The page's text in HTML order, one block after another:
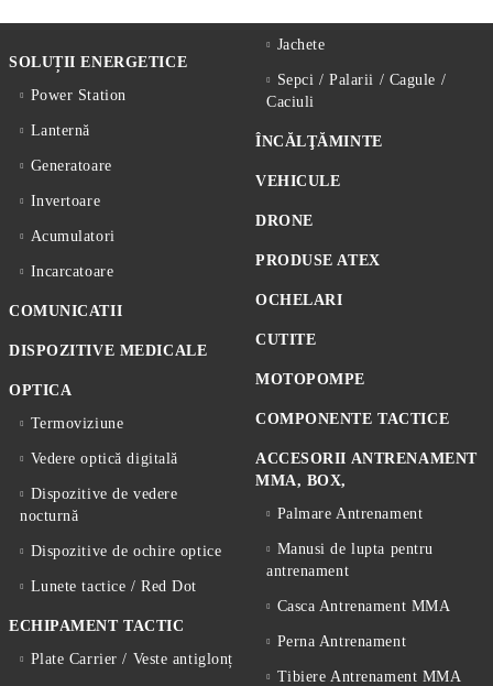
SOLUȚII ENERGETICE
Power Station
Lanternă
Generatoare
Invertoare
Acumulatori
Incarcatoare
COMUNICATII
DISPOZITIVE MEDICALE
OPTICA
Termoviziune
Vedere optică digitală
Dispozitive de vedere
nocturnă
Dispozitive de ochire optice
Lunete tactice / Red Dot
ECHIPAMENT TACTIC
Plate Carrier / Veste antiglonț
Jachete
Sepci / Palarii / Cagule /
Caciuli
ÎNCĂLŢĂMINTE
VEHICULE
DRONE
PRODUSE ATEX
OCHELARI
CUTITE
MOTOPOMPE
COMPONENTE TACTICE
ACCESORII ANTRENAMENT
MMA, BOX,
Palmare Antrenament
Manusi de lupta pentru
antrenament
Casca Antrenament MMA
Perna Antrenament
Tibiere Antrenament MMA